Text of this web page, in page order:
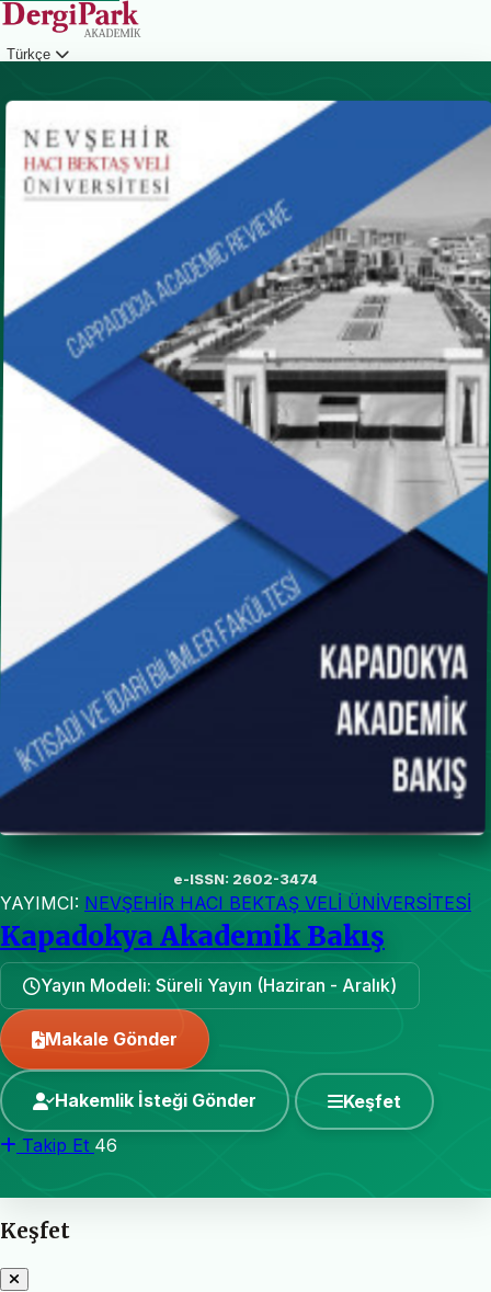
Türkçe
e-ISSN: 2602-3474
YAYIMCI: NEVŞEHİR HACI BEKTAŞ VELİ ÜNİVERSİTESİ
Kapadokya Akademik Bakış
Yayın Modeli: Süreli Yayın (Haziran - Aralık)
Makale Gönder
Hakemlik İsteği Gönder Keşfet
Takip Et 46
Keşfet